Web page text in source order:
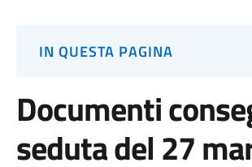
IN QUESTA PAGINA
Documenti
seduta del 27